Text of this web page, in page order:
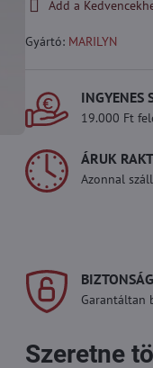
Add a
Gyártó: MARILYN
INGYENES
19.000 Ft
ÁRUK
Azonnal
Garantáltan
Szeretne